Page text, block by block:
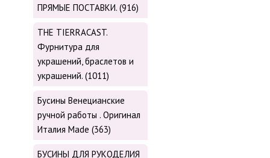
ПРЯМЫЕ ПОСТАВКИ. (916)
THE TIERRACAST.
Фурнитура для
украшений, браслетов и
украшений. (1011)
Бусины Венецианские
ручной работы . Оригинал
Италия Made (363)
БУСИНЫ ДЛЯ РУКОДЕЛИЯ